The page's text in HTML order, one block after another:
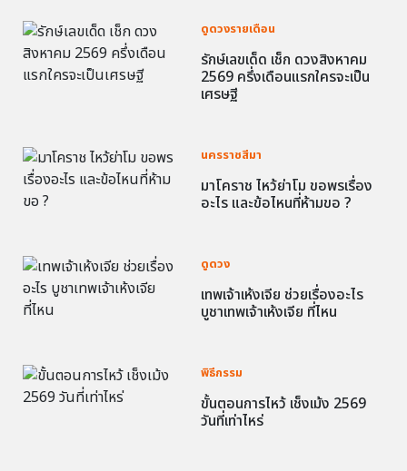
ดูดวงรายเดือน
รักษ์เลขเด็ด เช็ก ดวงสิงหาคม
2569 ครึ่งเดือนแรกใครจะเป็น
เศรษฐี
นครราชสีมา
มาโคราช ไหว้ย่าโม ขอพรเรื่อง
อะไร และข้อไหนที่ห้ามขอ ?
ดูดวง
เทพเจ้าเห้งเจีย ช่วยเรื่องอะไร
บูชาเทพเจ้าเห้งเจีย ที่ไหน
พิธีกรรม
ขั้นตอนการไหว้ เช็งเม้ง 2569
วันที่เท่าไหร่